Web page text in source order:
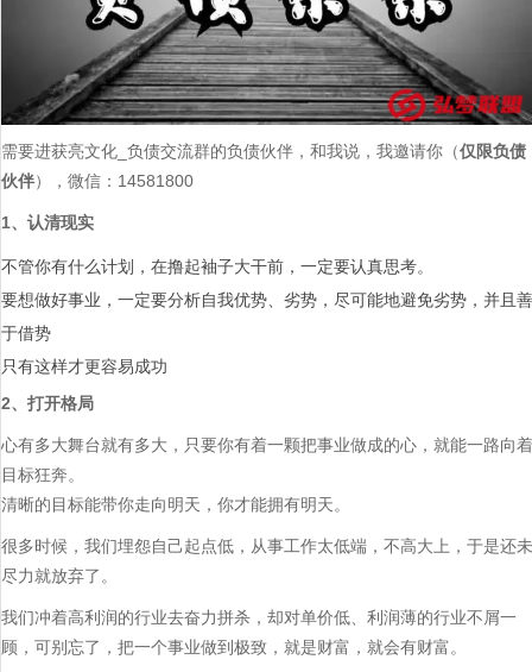
需要进获亮文化_负债交流群的负债伙伴，和我说，我邀请你（仅限负债
伙伴），微信：14581800
1、认清现实
不管你有什么计划，在撸起袖子大干前，一定要认真思考。
要想做好事业，一定要分析自我优势、劣势，尽可能地避免劣势，并且善
于借势
只有这样才更容易成功
2、打开格局
心有多大舞台就有多大，只要你有着一颗把事业做成的心，就能一路向着
目标狂奔。
清晰的目标能带你走向明天，你才能拥有明天。
很多时候，我们埋怨自己起点低，从事工作太低端，不高大上，于是还未
尽力就放弃了。
我们冲着高利润的行业去奋力拼杀，却对单价低、利润薄的行业不屑一
顾，可别忘了，把一个事业做到极致，就是财富，就会有财富。